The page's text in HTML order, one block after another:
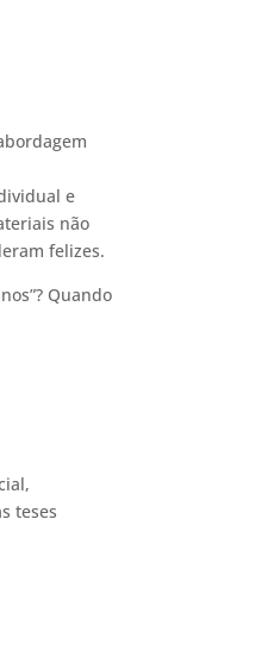
e
não
felizes.
Quando
teses